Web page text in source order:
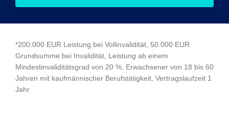
*200.000 EUR Leistung bei Vollinvalidität, 50.000 EUR
Grundsumme bei Invalidität, Leistung ab einem
Mindestinvaliditätsgrad von 20 %, Erwachsener von 18 bis 60
Jahren mit kaufmännischer Berufstätigkeit, Vertragslaufzeit 1
Jahr